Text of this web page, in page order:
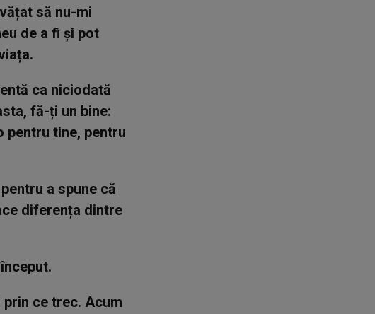
să nu-mi
de a fi și pot
ca niciodată
fă-ți un bine:
pentru tine, pentru
a spune că
diferența dintre
ce trec. Acum